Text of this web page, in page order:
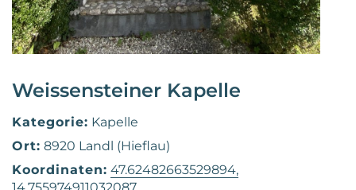
Weissensteiner Kapelle
Kategorie: Kapelle
Ort: 8920 Landl (Hieflau)
Koordinaten: 47.62482663529894,